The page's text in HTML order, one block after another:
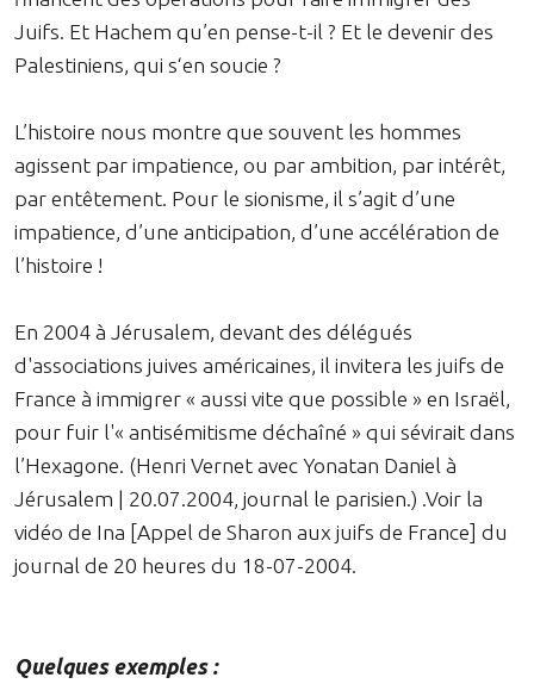
Juifs. Et Hachem qu’en pense-t-il ? Et le devenir des
Palestiniens, qui s‘en soucie ?
L’histoire nous montre que souvent les hommes
agissent par impatience, ou par ambition, par intérêt,
par entêtement. Pour le sionisme, il s’agit d’une
impatience, d’une anticipation, d’une accélération de
l’histoire !
En 2004 à Jérusalem, devant des délégués
d'associations juives américaines, il invitera les juifs de
France à immigrer « aussi vite que possible » en Israël,
pour fuir l'« antisémitisme déchaîné » qui sévirait dans
l’Hexagone. (Henri Vernet avec Yonatan Daniel à
Jérusalem | 20.07.2004, journal le parisien.) .Voir la
vidéo de Ina [Appel de Sharon aux juifs de France] du
journal de 20 heures du 18-07-2004.
Quelques exemples :